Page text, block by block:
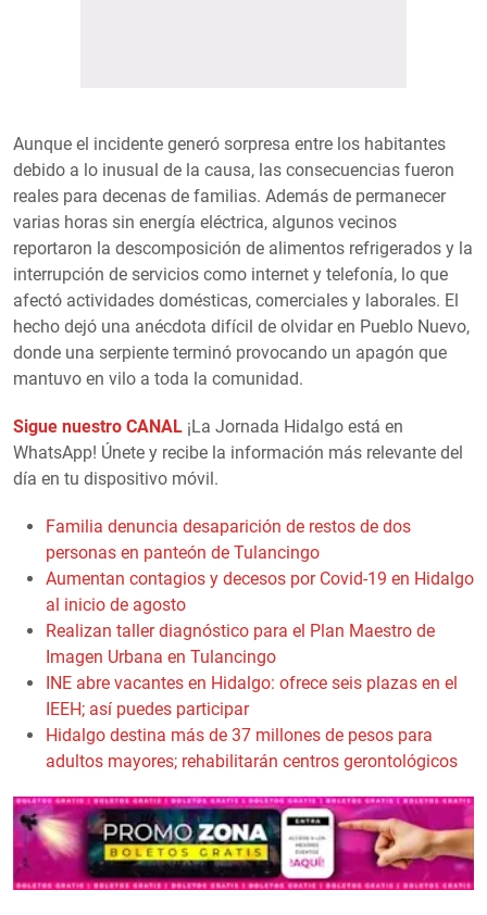
Aunque el incidente generó sorpresa entre los habitantes
debido a lo inusual de la causa, las consecuencias fueron
reales para decenas de familias. Además de permanecer
varias horas sin energía eléctrica, algunos vecinos
reportaron la descomposición de alimentos refrigerados y la
interrupción de servicios como internet y telefonía, lo que
afectó actividades domésticas, comerciales y laborales. El
hecho dejó una anécdota difícil de olvidar en Pueblo Nuevo,
donde una serpiente terminó provocando un apagón que
mantuvo en vilo a toda la comunidad.
Sigue nuestro CANAL ¡La Jornada Hidalgo está en
WhatsApp! Únete y recibe la información más relevante del
día en tu dispositivo móvil.
Familia denuncia desaparición de restos de dos
personas en panteón de Tulancingo
Aumentan contagios y decesos por Covid-19 en Hidalgo
al inicio de agosto
Realizan taller diagnóstico para el Plan Maestro de
Imagen Urbana en Tulancingo
INE abre vacantes en Hidalgo: ofrece seis plazas en el
IEEH; así puedes participar
Hidalgo destina más de 37 millones de pesos para
adultos mayores; rehabilitarán centros gerontológicos